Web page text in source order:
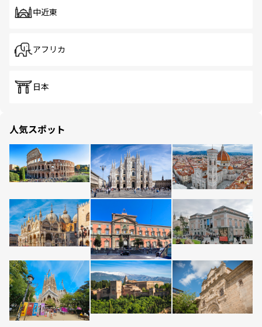
中近東
アフリカ
日本
人気スポット